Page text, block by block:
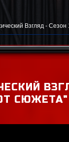
Взгляд -
СЮЖЕТА"